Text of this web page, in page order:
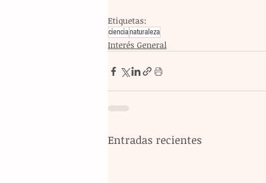
Etiquetas:
ciencianaturaleza
Interés General
Entradas recientes